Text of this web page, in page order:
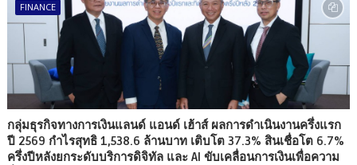
FINANCE
กลุ่มธุรกิจทางการเงินแลนด์ แอนด์ เฮ้าส์ ผลการดำเนินงานครึ่งแรก
ปี 2569 กำไรสุทธิ 1,538.6 ล้านบาท เติบโต 37.3% สินเชื่อโต 6.7%
ครึ่งปีหลังยกระดับบริการดิจิทัล และ AI ขับเคลื่อนการเงินเพื่อความ